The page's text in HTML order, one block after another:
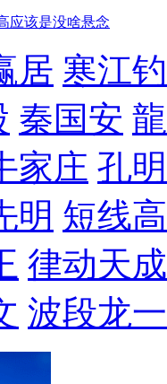
应该是没啥悬念
居 寒江
秦国安
家庄 孔
明 短线
律动天成
波段龙一